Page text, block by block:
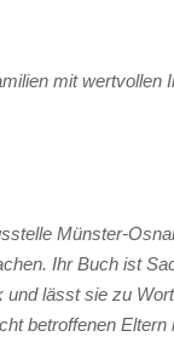
mit wertvollen
Münster-
Ihr Buch ist
lässt sie zu
betroffenen